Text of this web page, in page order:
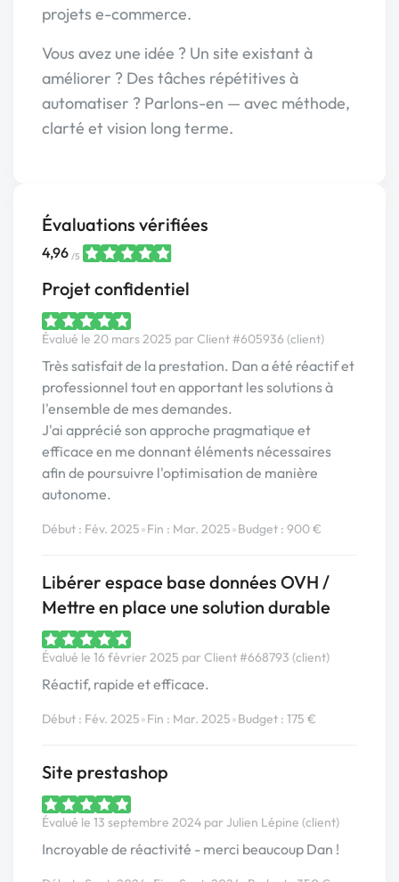
projets e-commerce.
Vous avez une idée ? Un site existant à
améliorer ? Des tâches répétitives à
automatiser ? Parlons-en — avec méthode,
clarté et vision long terme.
Évaluations vérifiées
4,96 /5
Projet confidentiel
Évalué le 20 mars 2025 par Client #605936 (client)
Très satisfait de la prestation. Dan a été réactif et
professionnel tout en apportant les solutions à
l'ensemble de mes demandes.
J'ai apprécié son approche pragmatique et
efficace en me donnant éléments nécessaires
afin de poursuivre l'optimisation de manière
autonome.
Début : Fév. 2025•Fin : Mar. 2025•Budget : 900 €
Libérer espace base données OVH /
Mettre en place une solution durable
Évalué le 16 février 2025 par Client #668793 (client)
Réactif, rapide et efficace.
Début : Fév. 2025•Fin : Mar. 2025•Budget : 175 €
Site prestashop
Évalué le 13 septembre 2024 par Julien Lépine (client)
Incroyable de réactivité - merci beaucoup Dan !